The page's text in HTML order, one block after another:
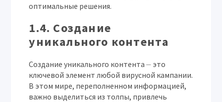
оптимальные решения.
1.4. Создание
уникального контента
Создание уникального контента ⏤ это
ключевой элемент любой вирусной кампании.
В этом мире, переполненном информацией,
важно выделиться из толпы, привлечь